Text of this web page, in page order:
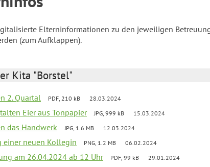
Elterninformationen zu den jeweiligen
(zum Aufklappen).
Kita "Borstel"
2. Quartal PDF, 210 kB 28.03.2024
Eier aus Tonpapier JPG, 999 kB 15.03.2024
das Handwerk JPG, 1.6 MB 12.03.2024
neuen Kollegin PNG, 1.2 MB 06.02.2024
am 26.04.2024 ab 12 Uhr PDF, 99 kB 29.01.2024